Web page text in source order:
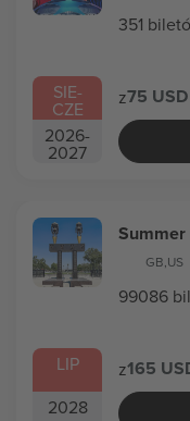
SIE-
CZE
2026-
2027
351
z75 USD
LIP
2028
GB,US
99086
z165